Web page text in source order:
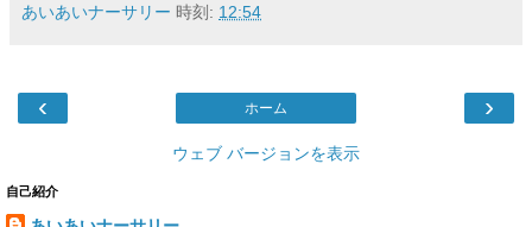
あいあいナーサリー 時刻: 12:54
‹ ›
ホーム
ウェブ バージョンを表示
自己紹介